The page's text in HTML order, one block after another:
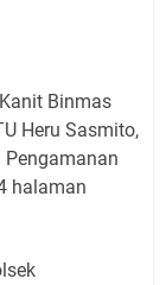
Binmas
Heru Sasmito,
halaman